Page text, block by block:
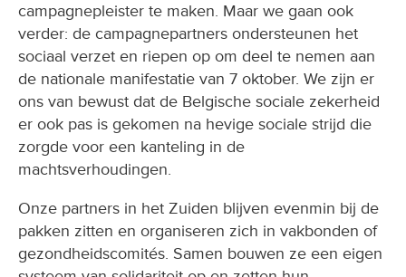
campagnepleister te maken. Maar we gaan ook
verder: de campagnepartners ondersteunen het
sociaal verzet en riepen op om deel te nemen aan
de nationale manifestatie van 7 oktober. We zijn er
ons van bewust dat de Belgische sociale zekerheid
er ook pas is gekomen na hevige sociale strijd die
zorgde voor een kanteling in de
machtsverhoudingen.
Onze partners in het Zuiden blijven evenmin bij de
pakken zitten en organiseren zich in vakbonden of
gezondheidscomités. Samen bouwen ze een eigen